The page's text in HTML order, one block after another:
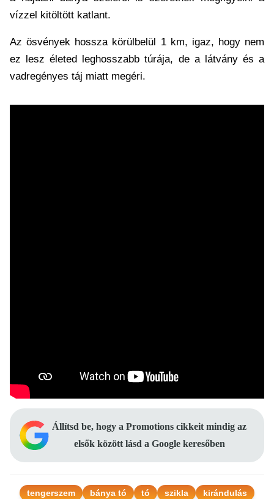
vízzel kitöltött katlant.
Az ösvények hossza körülbelül 1 km, igaz, hogy nem
ez lesz életed leghosszabb túrája, de a látvány és a
vadregényes táj miatt megéri.
Állítsd be, hogy a Promotions cikkeit mindig az
elsők között lásd a Google keresőben
tengerszem bánya tó tó szikla
kirándulás